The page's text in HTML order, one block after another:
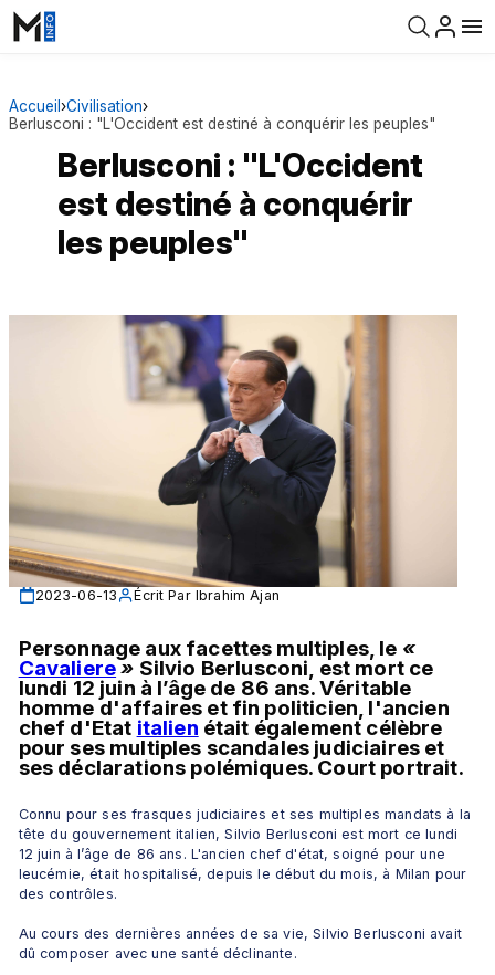
Accueil ›Civilisation›
Berlusconi : "L'Occident est destiné à conquérir les peuples"
Berlusconi : "L'Occident
est destiné à conquérir
les peuples"
2023-06-13 Écrit Par Ibrahim Ajan
Personnage aux facettes multiples, le «
Cavaliere» Silvio Berlusconi, est mort ce
lundi 12 juin à l’âge de 86 ans. Véritable
homme d'affaires et fin politicien, l'ancien
chef d'Etat italien était également célèbre
pour ses multiples scandales judiciaires et
ses déclarations polémiques. Court portrait.
Connu pour ses frasques judiciaires et ses multiples mandats à la
tête du gouvernement italien, Silvio Berlusconi est mort ce lundi
12 juin à l’âge de 86 ans. L'ancien chef d'état, soigné pour une
leucémie, était hospitalisé, depuis le début du mois, à Milan pour
des contrôles.
Au cours des dernières années de sa vie, Silvio Berlusconi avait
dû composer avec une santé déclinante.